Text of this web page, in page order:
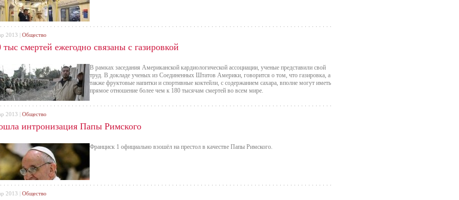
тыс смертей ежегодно связаны с газировкой
В рамках заседания Американской кардиологической ассоциации, ученые представили свой
труд. В докладе ученых из Соединенных Штатов Америки, говорится о том, что газировка, а
также фруктовые напитки и спортивные коктейли, с содержанием сахара, вполне могут иметь
прямое отношение более чем к 180 тысячам смертей во всем мире.
2013 | Общество
интронизация Папы Римского
Франциск 1 официально взошёл на престол в качестве Папы Римского.
2013 | Общество
2013 | Общество